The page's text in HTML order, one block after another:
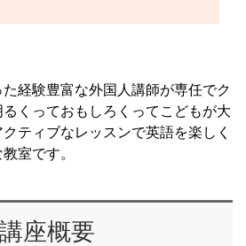
経験豊富な外国人講師が専任でク
くっておもしろくってこどもが大
ティブなレッスンで英語を楽しく
室です。
講座概要